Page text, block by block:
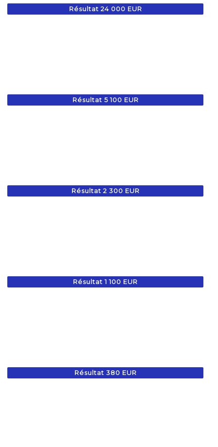
Résultat 24 000 EUR
Résultat 5 100 EUR
Résultat 2 300 EUR
Résultat 1 100 EUR
Résultat 380 EUR